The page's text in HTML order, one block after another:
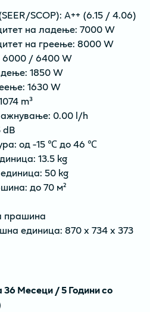
SCOP): A++ (6.15 / 4.06)
на ладење: 7000 W
на греење: 8000 W
6000 / 6400 W
1850 W
1630 W
m³
0.00 l/h
dB
од -15 ℃ до 46 ℃
13.5 kg
50 kg
до 70 м²
прашина
единица: 870 x 734 x 373
36 Месеци / 5 Години со